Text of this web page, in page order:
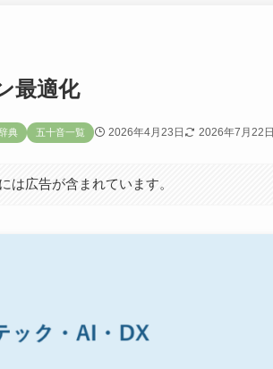
最適化
典 五十音一覧 2026年4月23日 2026年7月22日
は広告が含まれています。